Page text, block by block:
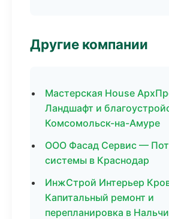
Другие компании
Мастерская House
Ландшафт и
Комсомольск-на-Амуре
ООО Фасад Сервис —
системы в Краснодар
ИнжСтрой Интерьер
Капитальный ремонт и
перепланировка в